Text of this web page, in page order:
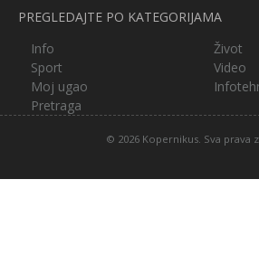
PREGLEDAJTE PO KATEGORIJAMA
Info
Život
Sport
Video
Moj ugao
Pretraga
© 2026 Kopernikus. Sva prava